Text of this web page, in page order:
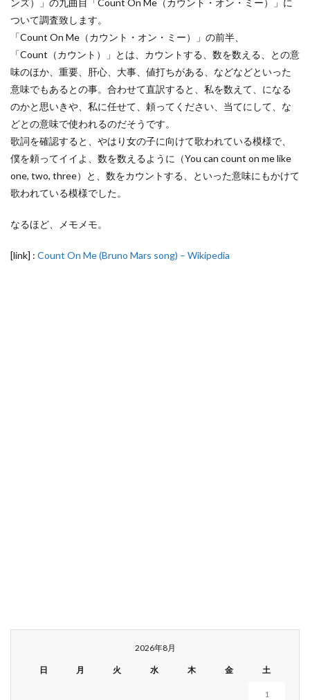
ンズ）」の九曲目「Count On Me（カウント・オン・ミー）」に
ついて調査致します。
「Count On Me（カウント・オン・ミー）」の前半、
「Count（カウント）」とは、カウントする、数を数える、との意
味のほか、重要、肝心、大事、値打ちがある、などなどといった
意味でもあるとの事。合わせて直訳すると、私を数えて、になる
のかと思いきや、私に任せて、頼ってください、当てにして、な
どとの意味で使われるのだそうです。
歌詞を確認すると、やはり女の子に向けて歌われている模様で、
僕を頼ってイイよ、数を数えるように（You can count on me like
one, two, three）と、数をカウントする、といった意味にもかけて
歌われている模様でした。
なるほど、メモメモ。
[link] : Count On Me (Bruno Mars song) – Wikipedia
2026年8月
日 月 火 水 木 金 土
1